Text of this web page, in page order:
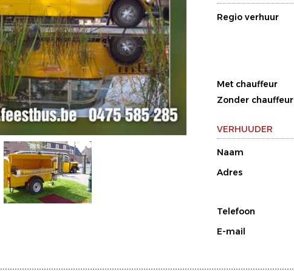
Regio verhuur
Met chauffeur
Zonder chauffeur
VERHUUDER
Naam
Adres
Telefoon
E-mail